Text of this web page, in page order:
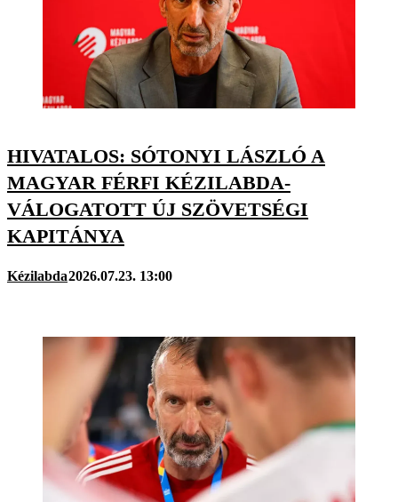
HIVATALOS: SÓTONYI LÁSZLÓ A
MAGYAR FÉRFI KÉZILABDA-
VÁLOGATOTT ÚJ SZÖVETSÉGI
KAPITÁNYA
Kézilabda2026.07.23. 13:00